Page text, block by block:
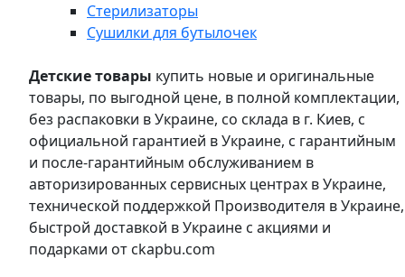
Стерилизаторы
Сушилки для бутылочек
Детские товары купить новые и оригинальные
товары, по выгодной цене, в полной комплектации,
без распаковки в Украине, со склада в г. Киев, с
официальной гарантией в Украине, с гарантийным
и после-гарантийным обслуживанием в
авторизированных сервисных центрах в Украине,
технической поддержкой Производителя в Украине,
быстрой доставкой в Украине с акциями и
подарками от ckapbu.com